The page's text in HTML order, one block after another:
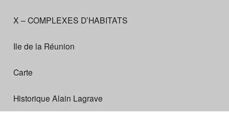
X – COMPLEXES D’HABITATS
Ile de la Réunion
Carte
Historique Alain Lagrave